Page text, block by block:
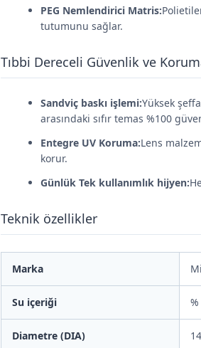
PEG Nemlendirici Matris:
tutumunu sağlar.
Tıbbi Dereceli Güvenlik ve
Sandviç baskı işlemi:Yüksek
arasındaki sıfır temas %100
Entegre UV Koruma:Lens
korur.
Günlük Tek kullanımlık hijyen:
Teknik özellikler
Marka
Su içeriği
Diametre (DIA)